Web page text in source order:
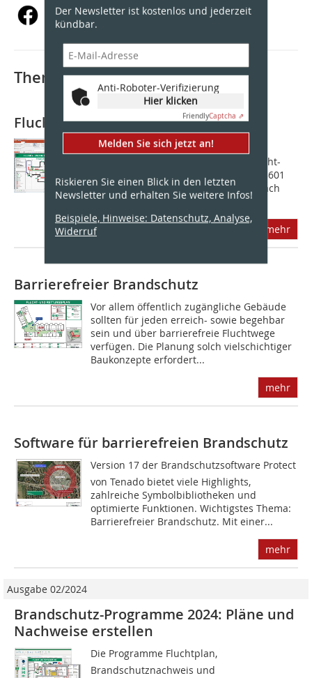
Der Newsletter ist kostenlos und jederzeit
kündbar.
Anti-Roboter-Verifizierung
Hier klicken
FriendlyCaptcha ⇗
Melden Sie sich jetzt an!
Riskieren Sie einen Blick in den letzten
Newsletter und erhalten Sie weitere Infos!
Beispiele, Hinweise: Datenschutz, Analyse,
Widerruf
Thematisch passende Artikel:
Flucht- und Rettungspläne
Mit der Software Fluchtplan 2017 vom
Vordruckverlag Weise lassen sich Flucht-
und Rettungspläne gemäß DIN ISO 23601
und BGV A8 sowie Feuerwehrpläne nach
DIN 14095 mehrsprachig und mit...
mehr
Barrierefreier Brandschutz
Vor allem öffentlich zugängliche Gebäude
sollten für jeden erreich- sowie begehbar
sein und über barrierefreie Fluchtwege
verfügen. Die Planung solch vielschichtiger
Baukonzepte erfordert...
mehr
Software für barrierefreien Brandschutz
Version 17 der Brandschutzsoftware Protect
von Tenado bietet viele Highlights,
zahlreiche Symbolbibliotheken und
optimierte Funktionen. Wichtigstes Thema:
Barrierefreier Brandschutz. Mit einer...
mehr
Ausgabe 02/2024
Brandschutz-Programme 2024: Pläne und
Nachweise erstellen
Die Programme Fluchtplan,
Brandschutznachweis und